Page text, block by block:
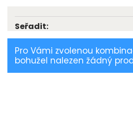
Seřadit:
Pro Vámi zvolenou
bohužel nalezen žádný